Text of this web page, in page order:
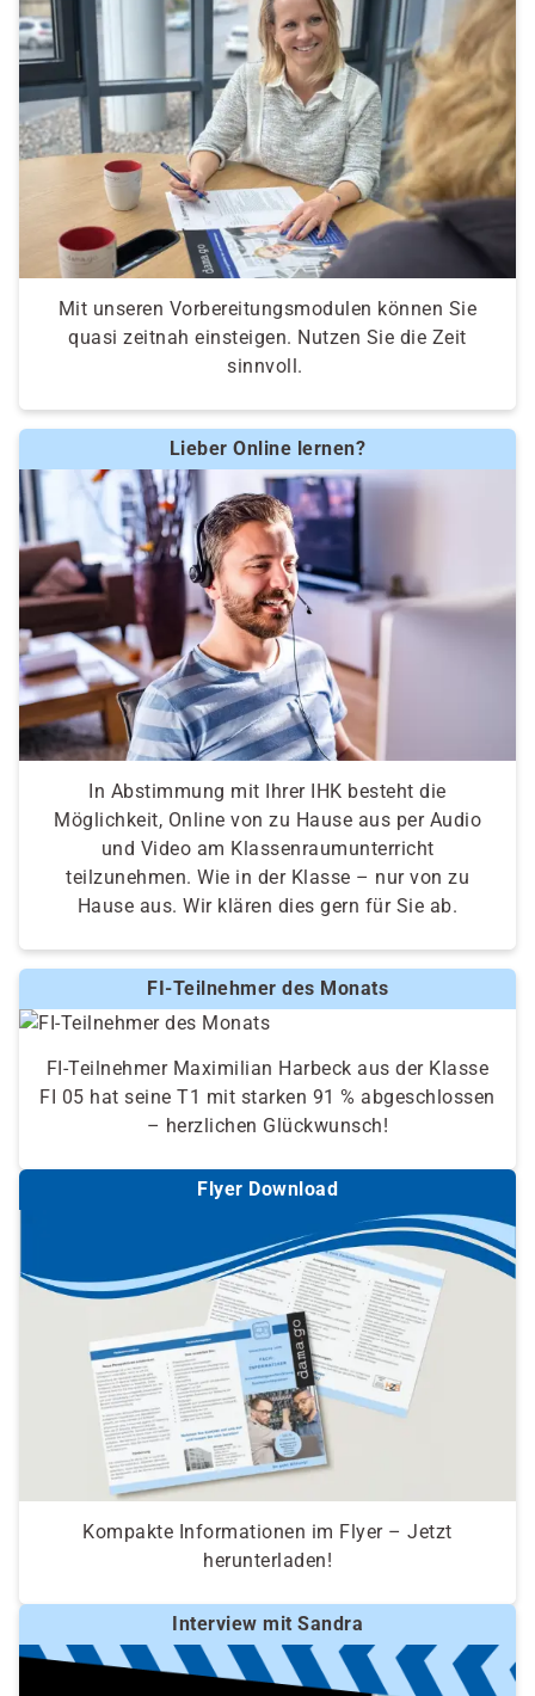
Mit unseren Vorbereitungsmodulen können Sie
quasi zeitnah einsteigen. Nutzen Sie die Zeit
sinnvoll.
Lieber Online lernen?
In Abstimmung mit Ihrer IHK besteht die
Möglichkeit, Online von zu Hause aus per Audio
und Video am Klassenraumunterricht
teilzunehmen. Wie in der Klasse – nur von zu
Hause aus. Wir klären dies gern für Sie ab.
FI-Teilnehmer des Monats
FI-Teilnehmer Maximilian Harbeck aus der Klasse
FI 05 hat seine T1 mit starken 91 % abgeschlossen
– herzlichen Glückwunsch!
Flyer Download
Kompakte Informationen im Flyer – Jetzt
herunterladen!
Interview mit Sandra